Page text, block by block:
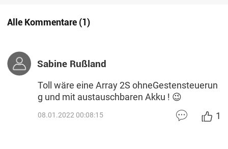
Alle Kommentare(1)
Sabine Rußland
Toll wäre eine Array 2S ohneGestensteuerun
g und mit austauschbaren Akku ! 😉
08.01.2022 00:08:15 1